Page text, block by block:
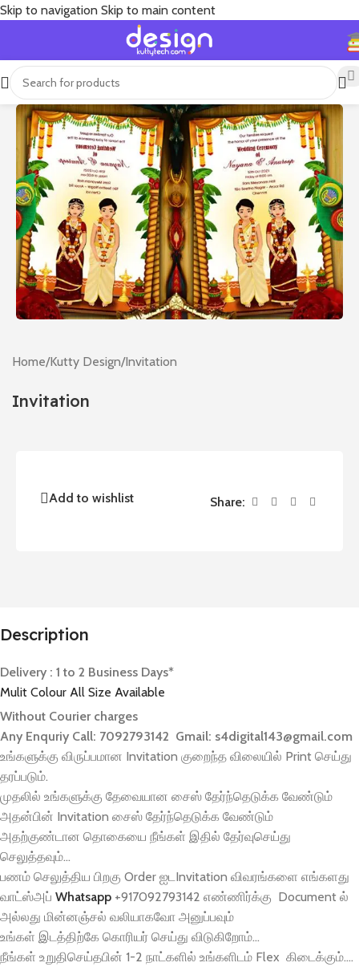
Skip to navigation Skip to main content
Home/Kutty Design/Invitation
Invitation
Add to wishlist Share:
Description
Delivery : 1 to 2 Business Days*
Mulit Colour All Size Available
Without Courier charges
Any Enquriy Call: 7092793142 Gmail: s4digital143@gmail.com
உங்களுக்கு விருப்பமான Invitation குறைந்த விலையில் Print செய்து
தரப்படும்.
முதலில் உங்களுக்கு தேவையான சைஸ் தேர்ந்தெடுக்க வேண்டும்
அதன்பின் Invitation சைஸ் தேர்ந்தெடுக்க வேண்டும்
அதற்குண்டான தொகையை நீங்கள் இதில் தேர்வுசெய்து
செலுத்தவும்…
பணம் செலுத்திய பிறகு Order ஐடInvitation விவரங்களை எங்களது
வாட்ஸ்அப் Whatsapp +917092793142 எண்ணிர்க்கு Document ல்
அல்லது மின்னஞ்சல் வலியாகவோ அனுப்பவும்
உங்கள் இடத்திற்கே கொரியர் செய்து விடுகிறோம்…
நீங்கள் உறுதிசெய்தபின் 1-2 நாட்களில் உங்களிடம் Flex கிடைக்கும்….